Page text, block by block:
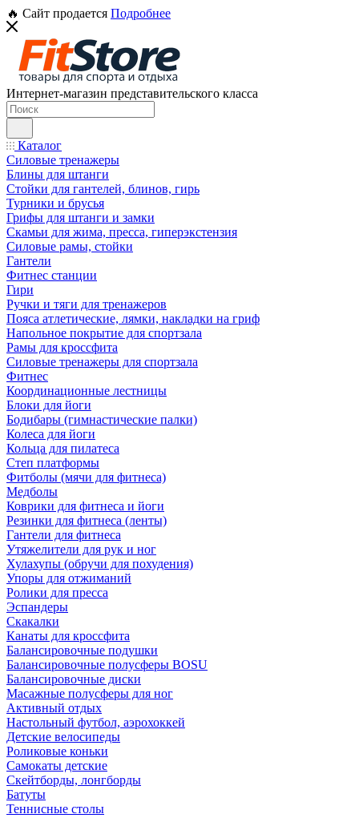
🔥 Сайт продается Подробнее
Интернет-магазин представительского класса
Каталог
Силовые тренажеры
Блины для штанги
Стойки для гантелей, блинов, гирь
Турники и брусья
Грифы для штанги и замки
Скамьи для жима, пресса, гиперэкстензия
Силовые рамы, стойки
Гантели
Фитнес станции
Гири
Ручки и тяги для тренажеров
Пояса атлетические, лямки, накладки на гриф
Напольное покрытие для спортзала
Рамы для кроссфита
Силовые тренажеры для спортзала
Фитнес
Координационные лестницы
Блоки для йоги
Бодибары (гимнастические палки)
Колеса для йоги
Кольца для пилатеса
Степ платформы
Фитболы (мячи для фитнеса)
Медболы
Коврики для фитнеса и йоги
Резинки для фитнеса (ленты)
Гантели для фитнеса
Утяжелители для рук и ног
Хулахупы (обручи для похудения)
Упоры для отжиманий
Ролики для пресса
Эспандеры
Скакалки
Канаты для кроссфита
Балансировочные подушки
Балансировочные полусферы BOSU
Балансировочные диски
Масажные полусферы для ног
Активный отдых
Настольный футбол, аэрохоккей
Детские велосипеды
Роликовые коньки
Самокаты детские
Скейтборды, лонгборды
Батуты
Теннисные столы